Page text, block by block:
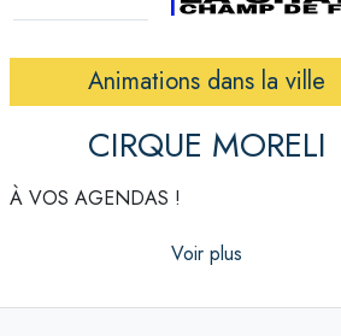
Animations dans la ville
CIRQUE MORELI
À VOS AGENDAS !
Voir plus